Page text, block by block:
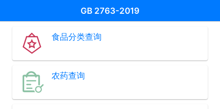
GB 2763-2019
食品分类查询
农药查询